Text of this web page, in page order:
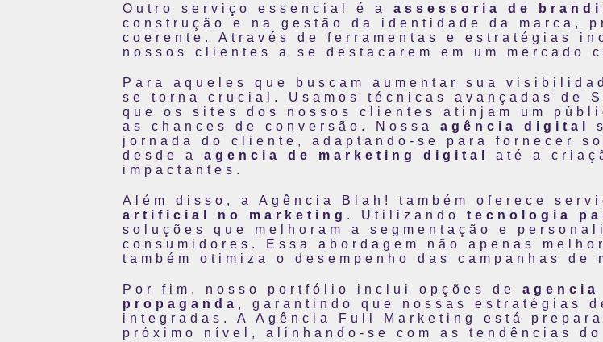
Outro serviço essencial é a assessoria de
construção e na gestão da identidade da marca,
coerente. Através de ferramentas e estratégias
nossos clientes a se destacarem em um mercado
Para aqueles que buscam aumentar sua
se torna crucial. Usamos técnicas avançadas de
que os sites dos nossos clientes atinjam um
as chances de conversão. Nossa agência digital
jornada do cliente, adaptando-se para fornecer
desde a agencia de marketing digital
até a
impactantes.
Além disso, a Agência Blah! também oferece
artificial no marketing . Utilizando tecnologia
soluções que melhoram a segmentação e
consumidores. Essa abordagem não apenas
também otimiza o desempenho das campanhas de
Por fim, nosso portfólio inclui opções de
propaganda , garantindo que nossas estratégias
integradas. A Agência Full Marketing está
próximo nível, alinhando-se com as tendências